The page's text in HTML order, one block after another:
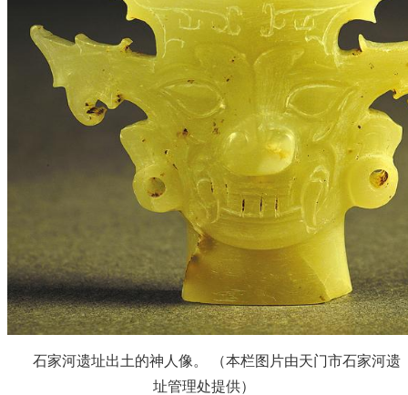
石家河遗址出土的神人像。 （本栏图片由天门市石家河遗
址管理处提供）